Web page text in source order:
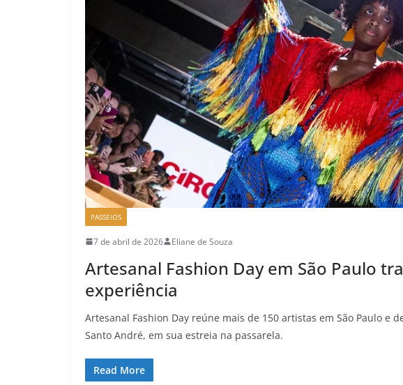
PASSEIOS
7 de abril de 2026 Eliane de Souza
Artesanal Fashion Day em São Paulo
experiência
Artesanal Fashion Day reúne mais de 150 artistas em São Paulo e
Santo André, em sua estreia na passarela.
Read More